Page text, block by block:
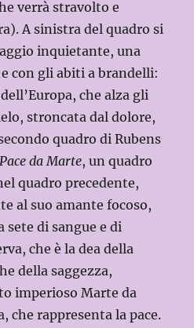
verrà stravolto e
A sinistra del quadro si
inquietante, una
con gli abiti a brandelli:
che alza gli
stroncata dal dolore,
quadro di Rubens
da Marte, un quadro
quadro precedente,
al suo amante focoso,
di sangue e di
che è la dea della
della saggezza,
imperioso Marte da
che rappresenta la pace.